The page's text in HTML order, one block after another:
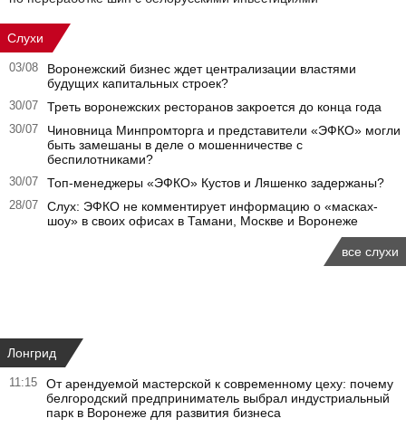
Слухи
03/08
Воронежский бизнес ждет централизации властями
будущих капитальных строек?
30/07 Треть воронежских ресторанов закроется до конца года
30/07
Чиновница Минпромторга и представители «ЭФКО» могли
быть замешаны в деле о мошенничестве с
беспилотниками?
30/07 Топ-менеджеры «ЭФКО» Кустов и Ляшенко задержаны?
28/07
Слух: ЭФКО не комментирует информацию о «масках-
шоу» в своих офисах в Тамани, Москве и Воронеже
все слухи
Лонгрид
11:15
От арендуемой мастерской к современному цеху: почему
белгородский предприниматель выбрал индустриальный
парк в Воронеже для развития бизнеса